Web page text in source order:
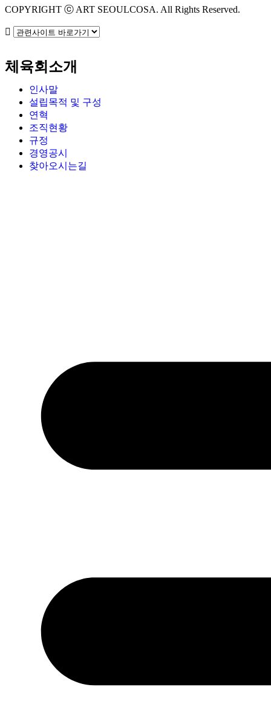
COPYRIGHT ⓒ ART SEOULCOSA. All Rights Reserved.
체육회소개
인사말
설립목적 및 구성
연혁
조직현황
규정
경영공시
찾아오시는길